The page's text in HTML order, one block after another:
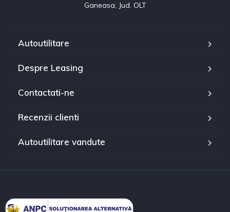
Ganeasa, Jud. OLT
Autoutilitare
Despre Leasing
Contactati-ne
Recenzii clienti
Autoutilitare vandute